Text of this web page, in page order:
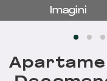
Imagini